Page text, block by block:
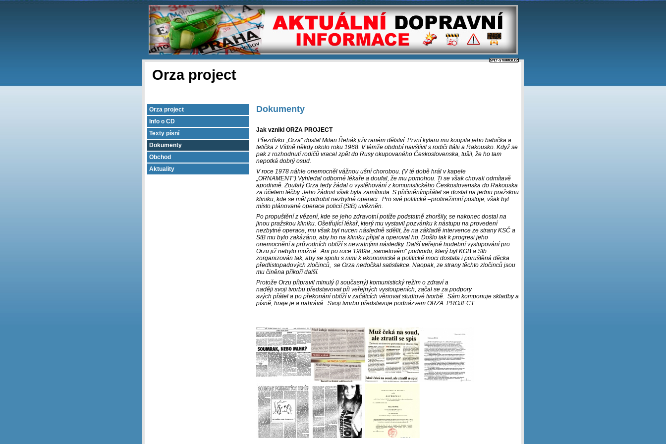
Orza project
Dokumenty
Jak vznikl ORZA PROJECT
Přezdívku „Orza“ dostal Milan Řehák jižv raném dětství. První kytaru mu koupila jeho babička a
tetička z Vídně někdy okolo roku 1968. V témže období navštívil s rodiči Itálii a Rakousko. Když se
pak z rozhodnutí rodičů vracel zpět do Rusy okupovaného Československa, tušil, že ho tam
nepotká dobrý osud.
V roce 1978 náhle onemocněl vážnou ušní chorobou. (V té době hrál v kapele
„ORNAMENT“).Vyhledal odborné lékaře a doufal, že mu pomohou. Ti se však chovali odmítavě
apodivně. Zoufalý Orza tedy žádal o vystěhování z komunistického Československa do Rakouska
za účelem léčby. Jeho žádost však byla zamítnuta. S přičiněnímpřátel se dostal na jednu pražskou
kliniku, kde se měl podrobit nezbytné operaci. Pro své politické –protirežimní postoje, však byl
místo plánované operace policií (StB) uvězněn.
Po propuštění z vězení, kde se jeho zdravotní potíže podstatně zhoršily, se nakonec dostal na
jinou pražskou kliniku. Ošetřující lékař, který mu vystavil pozvánku k nástupu na provedení
nezbytné operace, mu však byl nucen následně sdělit, že na základě intervence ze strany KSČ a
StB mu bylo zakázáno, aby ho na kliniku přijal a operoval ho. Došlo tak k progresi jeho
onemocnění a průvodních obtíží s nevratnými následky. Další veřejné hudební vystupování pro
Orzu již nebylo možné. Ani po roce 1989a „sametovém“ podvodu, který byl KGB a Stb
zorganizován tak, aby se spolu s nimi k ekonomické a politické moci dostala i poruštěná děcka
předlistopadových zločinců, se Orza nedočkal satisfakce. Naopak, ze strany těchto zločinců jsou
mu činěna příkoří další.
Protože Orzu připravil minulý (i současný) komunistický režim o zdraví a
naději svoji tvorbu představovat při veřejných vystoupeních, začal se za podpory
svých přátel a po překonání obtíží v začátcích věnovat studiové tvorbě. Sám komponuje skladby a
písně, hraje je a nahrává. Svoji tvorbu představuje podnázvem ORZA PROJECT.
Orza project
Info o CD
Texty písní
Dokumenty
Obchod
Aktuality